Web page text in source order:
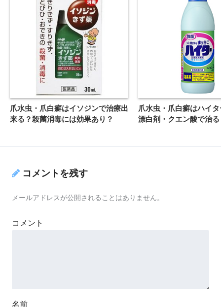
爪水虫・爪白癬はイソジンで治療出
来る？殺菌消毒には効果あり？
爪水虫・爪白癬はハイ
漂白剤・クエン酸で治
コメントを残す
メールアドレスが公開されることはありません。
コメント
名前